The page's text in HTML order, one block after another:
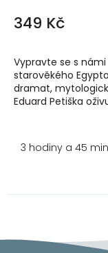
349 Kč
Vypravte se s
starověkého
dramat,
Eduard Petiška
3 hodiny a 45